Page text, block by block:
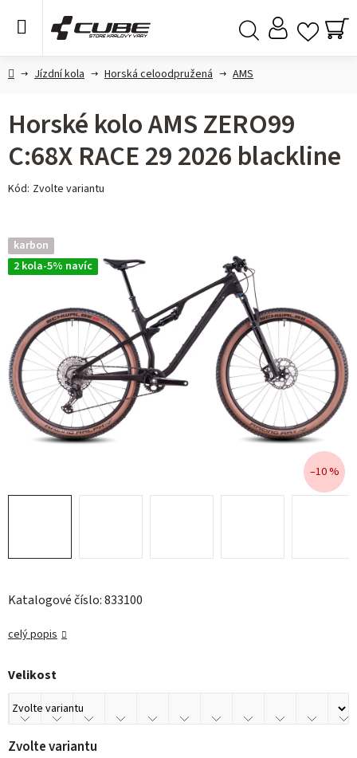
DomůJízdní kola Horská celoodpružená AMS
Katalogové číslo: 833100
celý popis
Velikost
Zvolte variantu
Horské kolo AMS ZERO99
C:68X RACE 29 2026 blackline
Kód: Zvolte variantu
karbon
2 kola-5% navíc
–10 %